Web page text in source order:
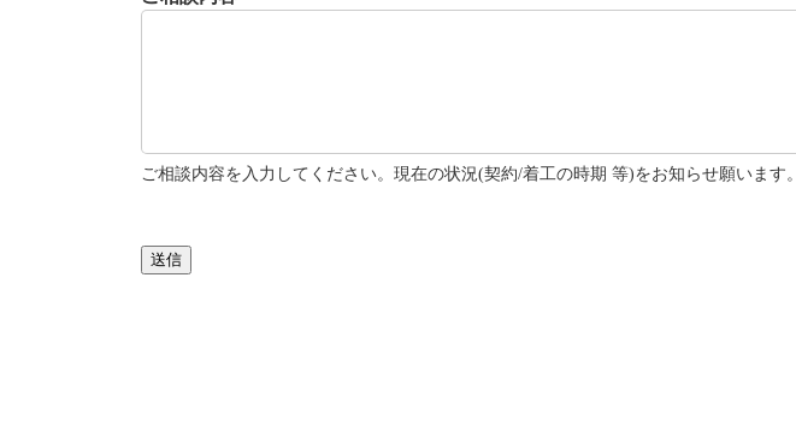
ご相談内容を入力してください。現在の状況(契約/着工の時期 等)をお知らせ願います。
送信